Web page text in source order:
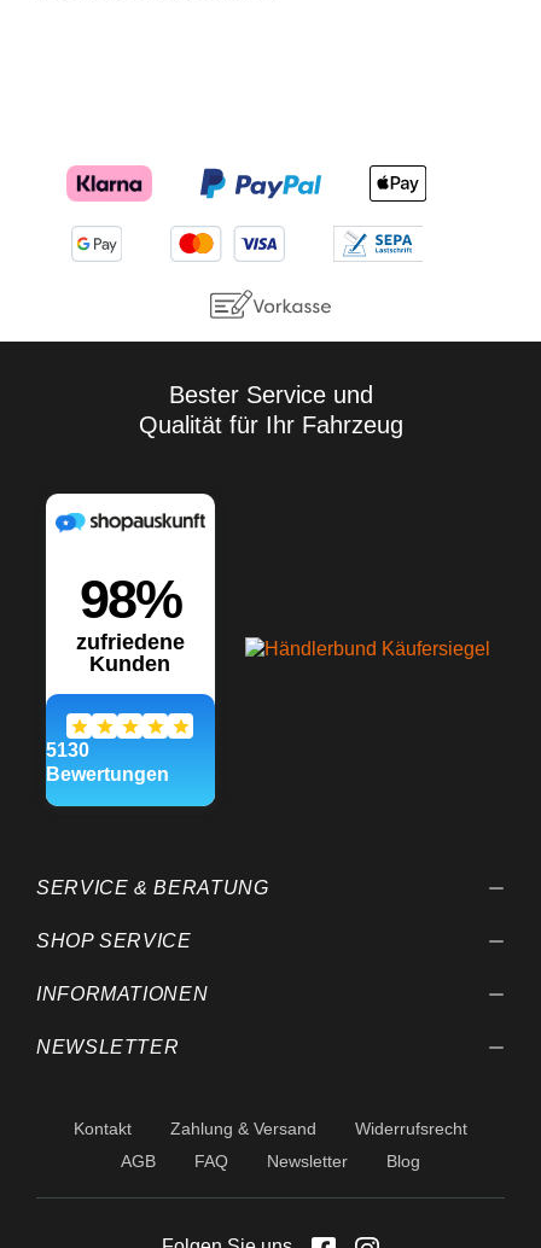
Bester Service und
Qualität für Ihr Fahrzeug
SERVICE & BERATUNG
SHOP SERVICE
INFORMATIONEN
NEWSLETTER
Kontakt Zahlung & Versand
Widerrufsrecht
AGB
FAQ Newsletter Blog